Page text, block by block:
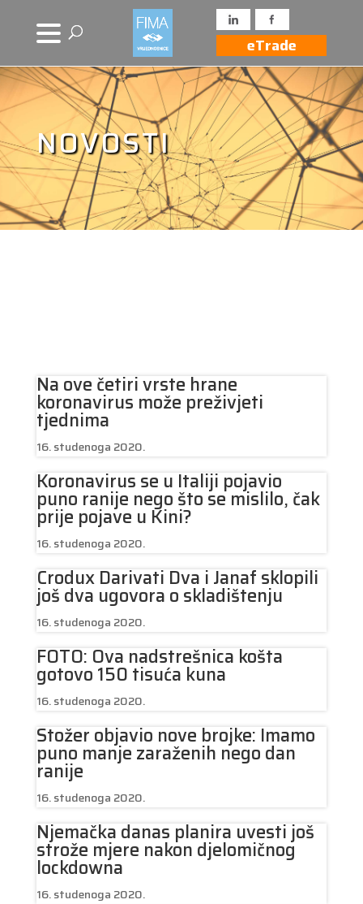
eTrade
NOVOSTI
Na ove četiri vrste hrane
koronavirus može preživjeti
tjednima
16. studenoga 2020.
Koronavirus se u Italiji pojavio
puno ranije nego što se mislilo, čak
prije pojave u Kini?
16. studenoga 2020.
Crodux Darivati Dva i Janaf sklopili
još dva ugovora o skladištenju
16. studenoga 2020.
FOTO: Ova nadstrešnica košta
gotovo 150 tisuća kuna
16. studenoga 2020.
Stožer objavio nove brojke: Imamo
puno manje zaraženih nego dan
ranije
16. studenoga 2020.
Njemačka danas planira uvesti još
strože mjere nakon djelomičnog
lockdowna
16. studenoga 2020.